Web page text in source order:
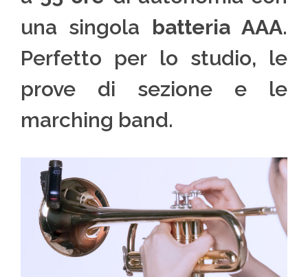
una singola batteria AAA.
Perfetto per lo studio, le
prove di sezione e le
marching band.